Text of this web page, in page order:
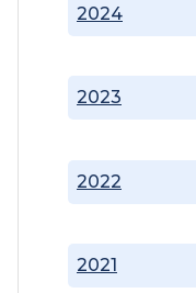
2021
2022
2023
2024